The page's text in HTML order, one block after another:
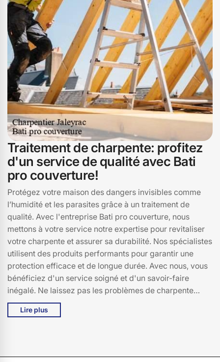
En somme, pour Bati pro couverture, faire appel à un
charpentier de Jaleyrac est un choix judicieux qui allie
expertise, proximité et engagement envers la
communauté locale.
Traitement de charpente: profitez
d'un service de qualité avec Bati
pro couverture!
Protégez votre maison des dangers invisibles comme
l’humidité et les parasites grâce à un traitement de
qualité. Avec l'entreprise Bati pro couverture, nous
mettons à votre service notre expertise pour revitaliser
votre charpente et assurer sa durabilité. Nos spécialistes
utilisent des produits performants pour garantir une
protection efficace et de longue durée. Avec nous, vous
bénéficiez d'un service soigné et d'un savoir-faire
inégalé. Ne laissez pas les problèmes de charpente
prendre le dessus! Contactez-nous pour plus d'infos et
recevez votre devis gratuitement.
Lire plus